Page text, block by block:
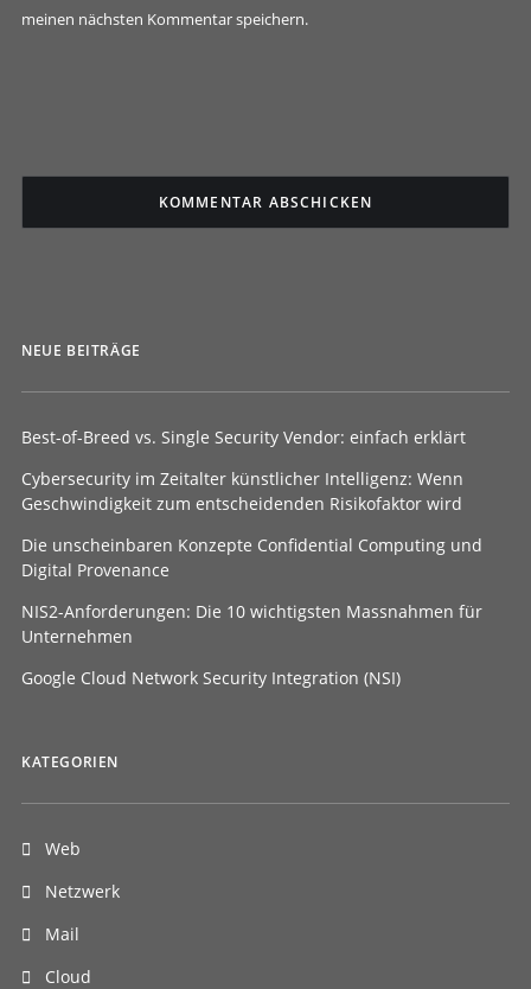
meinen nächsten Kommentar speichern.
NEUE BEITRÄGE
Best-of-Breed vs. Single Security Vendor: einfach erklärt
Cybersecurity im Zeitalter künstlicher Intelligenz: Wenn
Geschwindigkeit zum entscheidenden Risikofaktor wird
Die unscheinbaren Konzepte Confidential Computing und
Digital Provenance
NIS2-Anforderungen: Die 10 wichtigsten Massnahmen für
Unternehmen
Google Cloud Network Security Integration (NSI)
KATEGORIEN
Web
Netzwerk
Mail
Cloud